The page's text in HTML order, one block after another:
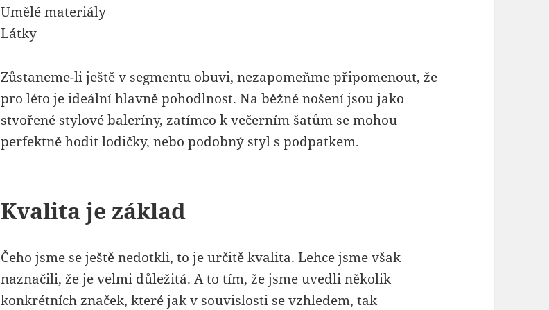
Umělé materiály
Látky
Zůstaneme-li ještě v segmentu obuvi, nezapomeňme připomenout, že
pro léto je ideální hlavně pohodlnost. Na běžné nošení jsou jako
stvořené stylové baleríny, zatímco k večerním šatům se mohou
perfektně hodit lodičky, nebo podobný styl s podpatkem.
Kvalita je základ
Čeho jsme se ještě nedotkli, to je určitě kvalita. Lehce jsme však
naznačili, že je velmi důležitá. A to tím, že jsme uvedli několik
konkrétních značek, které jak v souvislosti se vzhledem, tak